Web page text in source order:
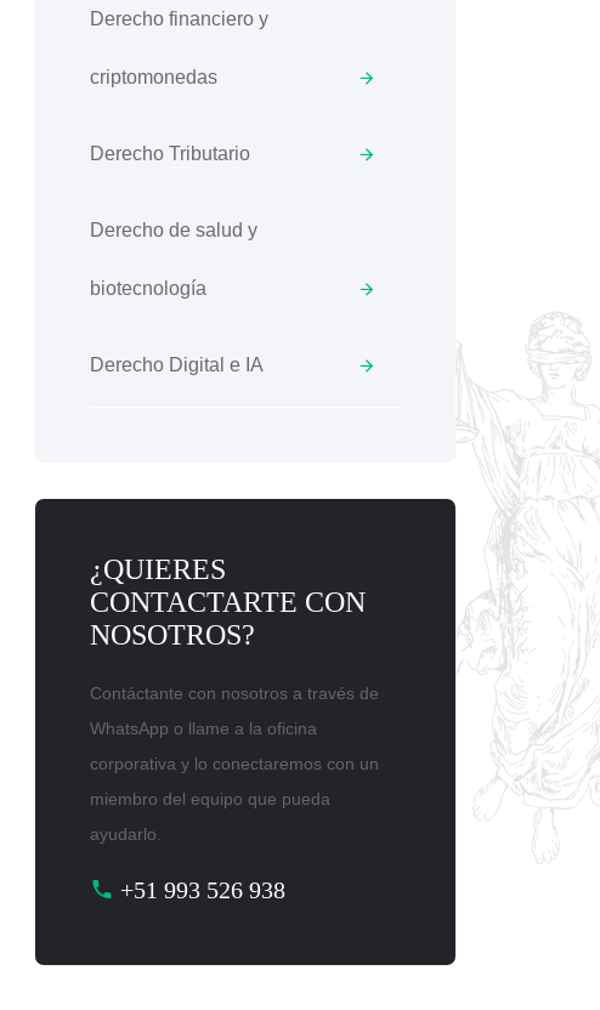
Derecho financiero y
criptomonedas
Derecho Tributario
Derecho de salud y
biotecnología
Derecho Digital e IA
¿QUIERES
CONTACTARTE CON
NOSOTROS?
Contáctante con nosotros a través de
WhatsApp o llame a la oficina
corporativa y lo conectaremos con un
miembro del equipo que pueda
ayudarlo.
+51 993 526 938